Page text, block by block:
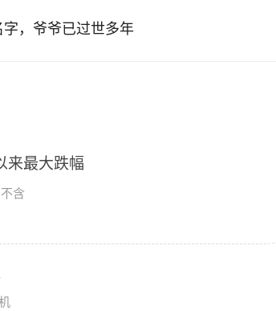
，爷爷已过世多年
来最大跌幅
含